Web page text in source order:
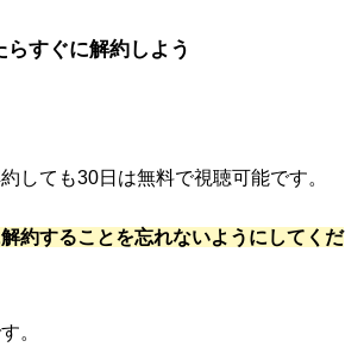
すぐに解約しよう
しても30日は無料で視聴可能です。
約することを忘れないようにしてくだ
。